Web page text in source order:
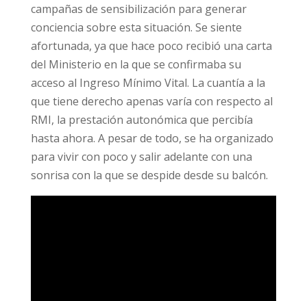
campañas de sensibilización para generar
conciencia sobre esta situación. Se siente
afortunada, ya que hace poco recibió una carta
del Ministerio en la que se confirmaba su
acceso al Ingreso Mínimo Vital. La cuantía a la
que tiene derecho apenas varía con respecto al
RMI, la prestación autonómica que percibía
hasta ahora. A pesar de todo, se ha organizado
para vivir con poco y salir adelante con una
sonrisa con la que se despide desde su balcón.